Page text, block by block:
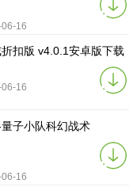
16
扣版 v4.0.1安卓版下载
16
子小队科幻战术
16